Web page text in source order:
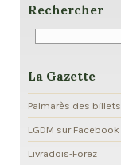
Rechercher
La Gazette
Palmarès des billets
LGDM sur Facebook
Livradois-Forez